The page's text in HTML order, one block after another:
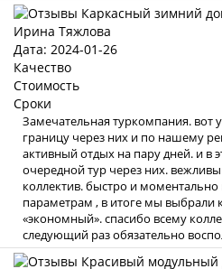
Ирина Тяжлова
Дата: 2024-01-26
Качество
Стоимость
Сроки
Замечательная туркомпания. вот
границу через них и по нашему
активный отдых на пару дней. и в
очередной тур через них.
коллектив. быстро и
параметрам , в итоге мы выбрали
«экономный». спасибо всему
следующий раз обязательно